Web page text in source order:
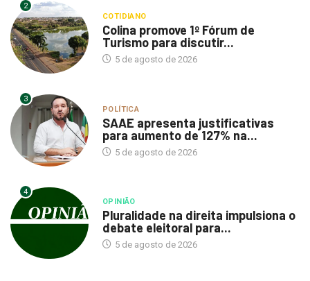
2
COTIDIANO
Colina promove 1º Fórum de
Turismo para discutir...
5 de agosto de 2026
3
POLÍTICA
SAAE apresenta justificativas
para aumento de 127% na...
5 de agosto de 2026
4
OPINIÃO
Pluralidade na direita impulsiona o
debate eleitoral para...
5 de agosto de 2026